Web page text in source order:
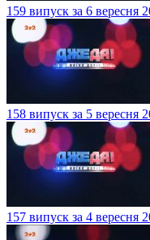
159 випуск за 6 вересня
158 випуск за 5 вересня
157 випуск за 4 вересня